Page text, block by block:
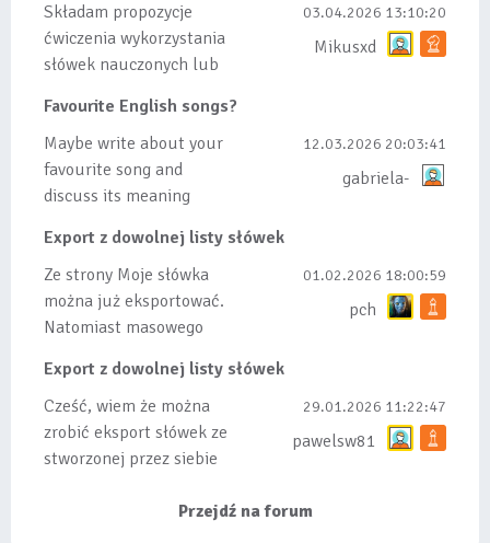
Składam propozycje
ćwiczenia wykorzystania
słówek nauczonych lub
tez ze wszys...
03.04.2026 13:10:20
Mikusxd
Favourite English songs?
Maybe write about your
favourite song and
discuss its meaning
12.03.2026 20:03:41
gabriela-
Export z dowolnej listy słówek
Ze strony Moje słówka
można już eksportować.
Natomiast masowego
bo wiąże się...
01.02.2026 18:00:59
pch
Export z dowolnej listy słówek
Cześć, wiem że można
zrobić eksport słówek ze
stworzonej przez siebie
29.01.2026 11:22:47
pawelsw81
Przejdź na forum